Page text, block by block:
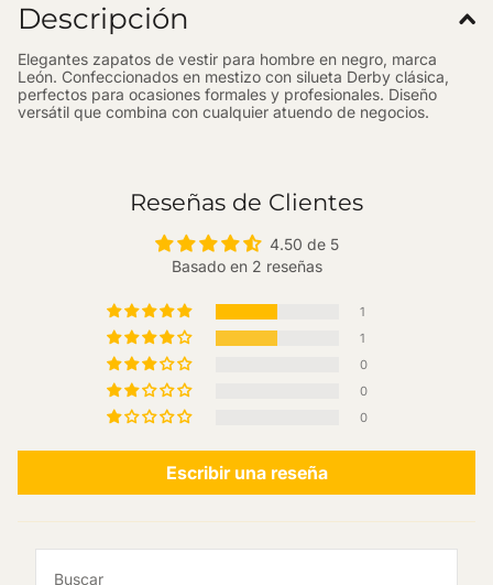
Descripción
Elegantes zapatos de vestir para hombre en negro, marca
León. Confeccionados en mestizo con silueta Derby clásica,
perfectos para ocasiones formales y profesionales. Diseño
versátil que combina con cualquier atuendo de negocios.
Reseñas de Clientes
4.50 de 5
Basado en 2 reseñas
1
1
0
0
0
Escribir una reseña